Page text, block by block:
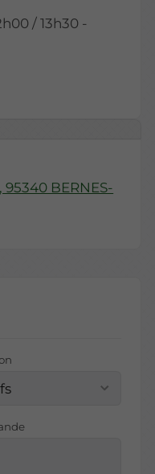
/ 13h30 -
BERNES-